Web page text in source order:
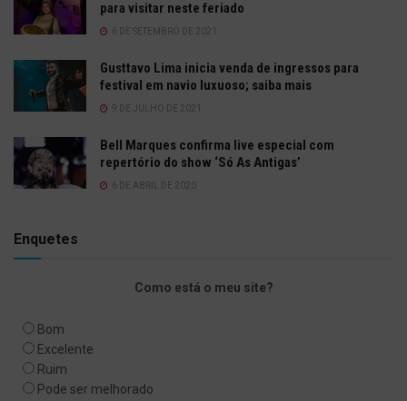
para visitar neste feriado
6 DE SETEMBRO DE 2021
Gusttavo Lima inicia venda de ingressos para
festival em navio luxuoso; saiba mais
9 DE JULHO DE 2021
Bell Marques confirma live especial com
repertório do show ‘Só As Antigas’
6 DE ABRIL DE 2020
Enquetes
Como está o meu site?
Bom
Excelente
Ruim
Pode ser melhorado